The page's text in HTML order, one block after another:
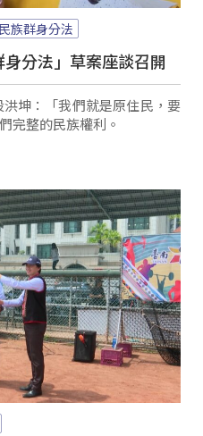
族群身分法
分法」草案座談召開
坤：「我們就是原住民，要
完整的民族權利。